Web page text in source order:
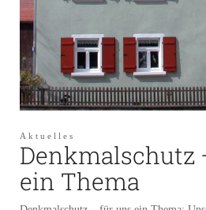
Aktuelles
Denkmalschutz
ein Thema